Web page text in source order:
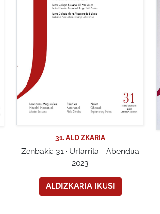
31. ALDIZKARIA
Zenbakia 31 · Urtarrila - Abendua
2023
ALDIZKARIA IKUSI